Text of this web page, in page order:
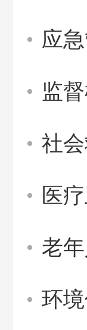
应
监
社
医
老
环